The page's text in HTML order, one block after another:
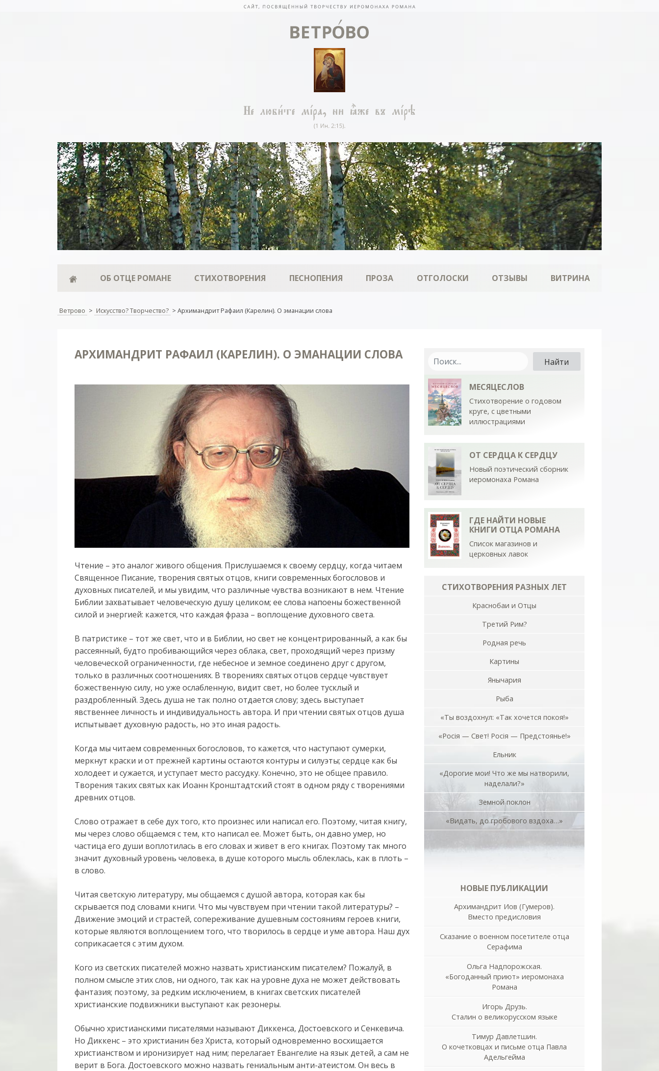
ОБ ОТЦЕ РОМАНЕ СТИХОТВОРЕНИЯ ПЕСНОПЕНИЯ ПРОЗА ОТГОЛОСКИ ОТЗЫВЫ ВИТРИНА
Ветрово > Искусство? Творчество? > Архимандрит Рафаил (Карелин). О эманации слова
АРХИМАНДРИТ РАФАИЛ (КАРЕЛИН). О ЭМАНАЦИИ СЛОВА
Чтение – это аналог живого общения. Прислушаемся к своему сердцу, когда читаем
Священное Писание, творения святых отцов, книги современных богословов и
духовных писателей, и мы увидим, что различные чувства возникают в нем. Чтение
Библии захватывает человеческую душу целиком; ее слова напоены божественной
силой и энергией: кажется, что каждая фраза – воплощение духовного света.
В патристике – тот же свет, что и в Библии, но свет не концентрированный, а как бы
рассеянный, будто пробивающийся через облака, свет, проходящий через призму
человеческой ограниченности, где небесное и земное соединено друг с другом,
только в различных соотношениях. В творениях святых отцов сердце чувствует
божественную силу, но уже ослабленную, видит свет, но более тусклый и
раздробленный. Здесь душа не так полно отдается слову; здесь выступает
явственнее личность и индивидуальность автора. И при чтении святых отцов душа
испытывает духовную радость, но это иная радость.
Когда мы читаем современных богословов, то кажется, что наступают сумерки,
меркнут краски и от прежней картины остаются контуры и силуэты; сердце как бы
холодеет и сужается, и уступает место рассудку. Конечно, это не общее правило.
Творения таких святых как Иоанн Кронштадтский стоят в одном ряду с творениями
древних отцов.
Слово отражает в себе дух того, кто произнес или написал его. Поэтому, читая книгу,
мы через слово общаемся с тем, кто написал ее. Может быть, он давно умер, но
частица его души воплотилась в его словах и живет в его книгах. Поэтому так много
значит духовный уровень человека, в душе которого мысль облеклась, как в плоть –
в слово.
Читая светскую литературу, мы общаемся с душой автора, которая как бы
скрывается под словами книги. Что мы чувствуем при чтении такой литературы? –
Движение эмоций и страстей, сопереживание душевным состояниям героев книги,
которые являются воплощением того, что творилось в сердце и уме автора. Наш дух
соприкасается с этим духом.
Кого из светских писателей можно назвать христианским писателем? Пожалуй, в
полном смысле этих слов, ни одного, так как на уровне духа не может действовать
фантазия; поэтому, за редким исключением, в книгах светских писателей
христианские подвижники выступают как резонеры.
Обычно христианскими писателями называют Диккенса, Достоевского и Сенкевича.
Но Диккенс – это христианин без Христа, который одновременно восхищается
христианством и иронизирует над ним; перелагает Евангелие на язык детей, а сам не
верит в Бога. Достоевского можно назвать гениальным анти-атеистом. Он весь в
МЕСЯЦЕСЛОВ
Стихотворение о годовом
круге, с цветными
иллюстрациями
ОТ СЕРДЦА К СЕРДЦУ
Новый поэтический сборник
иеромонаха Романа
ГДЕ НАЙТИ НОВЫЕ
КНИГИ ОТЦА РОМАНА
Список магазинов и
церковных лавок
СТИХОТВОРЕНИЯ РАЗНЫХ ЛЕТ
Краснобаи и Отцы
Третий Рим?
Родная речь
Картины
Янычария
Рыба
«Ты воздохнул: «Так хочется покоя!»
«Росiя — Свет! Росiя — Предстоянье!»
Ельник
«Дорогие мои! Что же мы натворили,
наделали?»
Земной поклон
«Видать, до гробового вздоха…»
НОВЫЕ ПУБЛИКАЦИИ
Архимандрит Иов (Гумеров).
Вместо предисловия
Сказание о военном посетителе отца
Серафима
Ольга Надпорожская.
«Богоданный приют» иеромонаха
Романа
Игорь Друзь.
Сталин о великорусском языке
Тимур Давлетшин.
О кочетковцах и письме отца Павла
Адельгейма